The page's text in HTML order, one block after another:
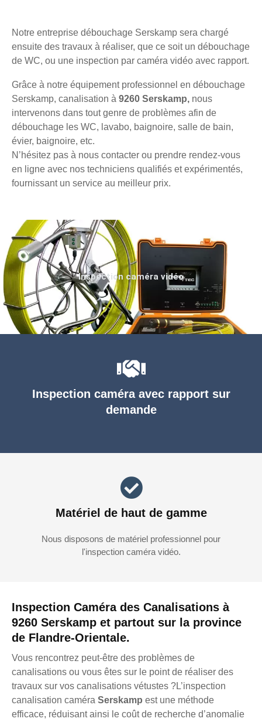
Notre entreprise débouchage Serskamp sera chargé
ensuite des travaux à réaliser, que ce soit un débouchage
de WC, ou une inspection par caméra vidéo avec rapport.
Grâce à notre équipement professionnel en débouchage
Serskamp, canalisation à 9260 Serskamp, nous
intervenons dans tout genre de problèmes afin de
débouchage les WC, lavabo, baignoire, salle de bain,
évier, baignoire, etc.
N’hésitez pas à nous contacter ou prendre rendez-vous
en ligne avec nos techniciens qualifiés et expérimentés,
fournissant un service au meilleur prix.
Inspection Caméra des Canalisations à
9260 Serskamp et partout sur la province
de Flandre-Orientale.
Vous rencontrez peut-être des problèmes de
canalisations ou vous êtes sur le point de réaliser des
travaux sur vos canalisations vétustes ?L’inspection
canalisation caméra Serskamp est une méthode
efficace, réduisant ainsi le coût de recherche d’anomalie
Inspection caméra avec rapport sur
demande
Matériel de haut de gamme
Nous disposons de matériel professionnel pour
l'inspection caméra vidéo.
Inspection caméra vidéo